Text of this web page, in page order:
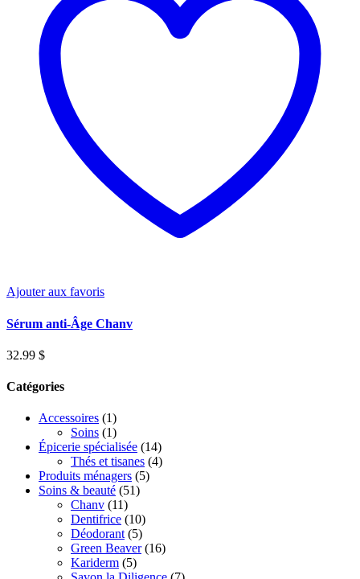
Ajouter aux favoris
Sérum anti-Âge Chanv
32.99 $
Catégories
Accessoires (1)
Soins (1)
Épicerie spécialisée (14)
Thés et tisanes (4)
Produits ménagers (5)
Soins & beauté (51)
Chanv (11)
Dentifrice (10)
Déodorant (5)
Green Beaver (16)
Kariderm (5)